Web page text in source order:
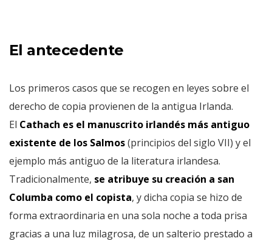
El antecedente
Los primeros casos que se recogen en leyes sobre el
derecho de copia provienen de la antigua Irlanda.
El Cathach es el manuscrito irlandés más antiguo
existente de los Salmos(principios del siglo VII) y el
ejemplo más antiguo de la literatura irlandesa.
Tradicionalmente, se atribuye su creación a san
Columba como el copista, y dicha copia se hizo de
forma extraordinaria en una sola noche a toda prisa
gracias a una luz milagrosa, de un salterio prestado a